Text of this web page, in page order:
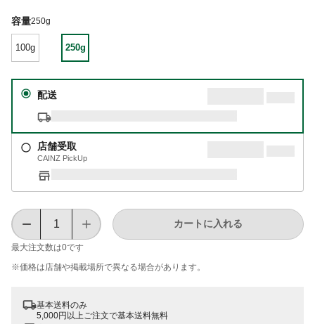
容量250g
100g 250g
配送
店舗受取
CAINZ PickUp
最大注文数は0です
カートに入れる
※価格は​店舗や​掲載場所で​異なる​場合が​あります。
基本送料のみ
5,000円以上ご注文で基本送料無料